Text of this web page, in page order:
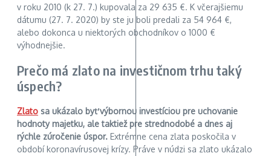
v roku 2010 (k 27. 7.) kupovala za 29 635 €. K včerajšiemu
dátumu (27. 7. 2020) by ste ju boli predali za 54 964 €,
alebo dokonca u niektorých obchodníkov o 1000 €
výhodnejšie.
Prečo má zlato na investičnom trhu taký
úspech?
Zlato sa ukázalo byť výbornou investíciou pre uchovanie
hodnoty majetku, ale taktiež pre strednodobé a dnes aj
rýchle zúročenie úspor. Extrémne cena zlata poskočila v
období koronavírusovej krízy. Práve v núdzi sa zlato ukázalo